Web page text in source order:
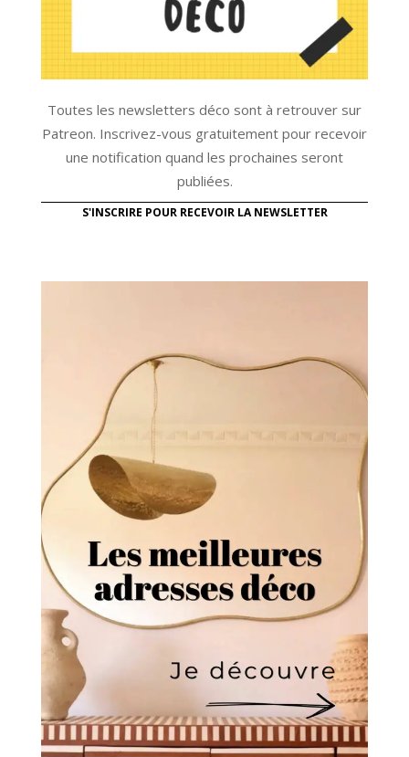
Toutes les newsletters déco sont à retrouver sur
Patreon. Inscrivez-vous gratuitement pour recevoir
une notification quand les prochaines seront
publiées.
S'INSCRIRE POUR RECEVOIR LA NEWSLETTER